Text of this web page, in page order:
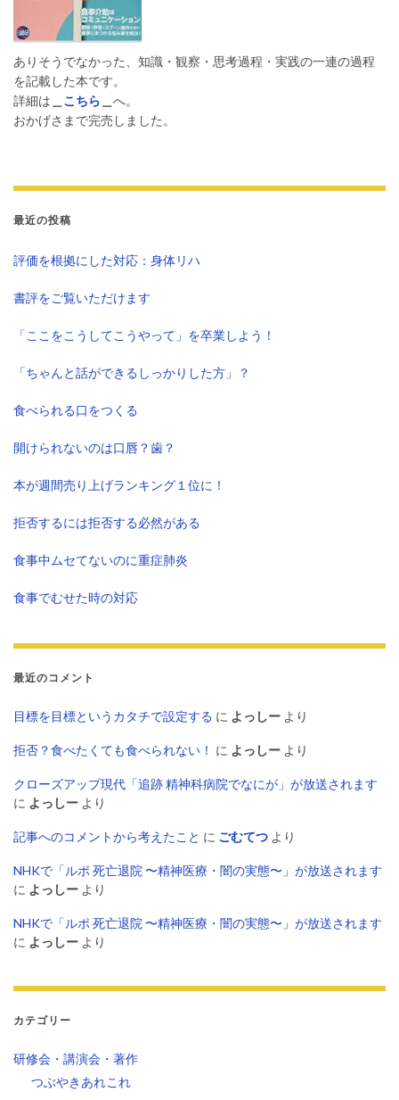
ありそうでなかった、知識・観察・思考過程・実践の一連の過程
を記載した本です。
詳細は
こちら
へ。
おかげさまで完売しました。
最近の投稿
評価を根拠にした対応：身体リハ
書評をご覧いただけます
「ここをこうしてこうやって」を卒業しよう！
「ちゃんと話ができるしっかりした方」？
食べられる口をつくる
開けられないのは口唇？歯？
本が週間売り上げランキング１位に！
拒否するには拒否する必然がある
食事中ムセてないのに重症肺炎
食事でむせた時の対応
最近のコメント
目標を目標というカタチで設定する に よっしー より
拒否？食べたくても食べられない！ に よっしー より
クローズアップ現代「追跡 精神科病院でなにが」が放送されます
に よっしー より
記事へのコメントから考えたこと に ごむてつ より
NHKで「ルポ 死亡退院 〜精神医療・闇の実態〜」が放送されます
に よっしー より
NHKで「ルポ 死亡退院 〜精神医療・闇の実態〜」が放送されます
に よっしー より
カテゴリー
研修会・講演会・著作
つぶやきあれこれ